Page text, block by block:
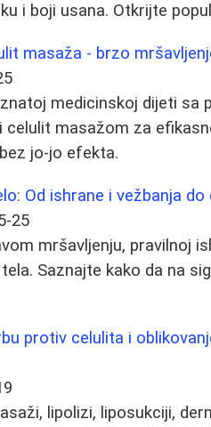
i boji usana. Otkrijte
masaža - brzo
medicinskoj dijeti sa
masažom za
jo-jo efekta.
Od ishrane i vežbanja
25
mršavljenju, pravilnoj
Saznajte kako da na
protiv celulita i
lipolizi, liposukciji,